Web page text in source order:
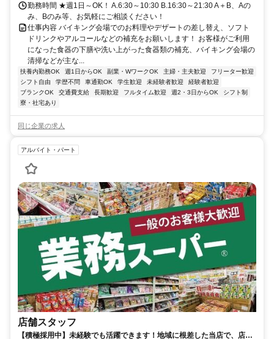
勤務時間 ★週1日～OK！ A.6:30～10:30 B.16:30～21:30 A＋B、Aの
み、Bのみ等、お気軽にご相談ください！
仕事内容 バイキング会場でのお料理やデザートの差し替え、ソフト
ドリンクやアルコールなどの補充をお願いします！ お客様がご利用
になった食器の下膳や洗い上がった食器類の補充、バイキング会場の
清掃などが主な...
扶養内勤務OK 週1日からOK 副業・WワークOK 主婦・主夫歓迎
フリーター歓迎
シフト自由
学歴不問 車通勤OK 学生歓迎 未経験者歓迎
経験者歓迎
ブランクOK
交通費支給 長期歓迎 フルタイム歓迎 週2・3日からOK
シフト制
寮・社宅あり
同じ企業の求人
アルバイト・パート
店舗スタッフ
【積極採用中】未経験でも活躍できます！地域に根差した当店で、店舗